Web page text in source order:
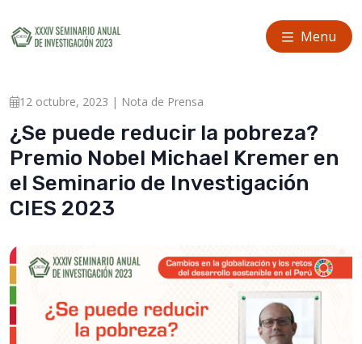
Menu
12 octubre, 2023 | Nota de Prensa
¿Se puede reducir la pobreza?
Premio Nobel Michael Kremer en
el Seminario de Investigación
CIES 2023